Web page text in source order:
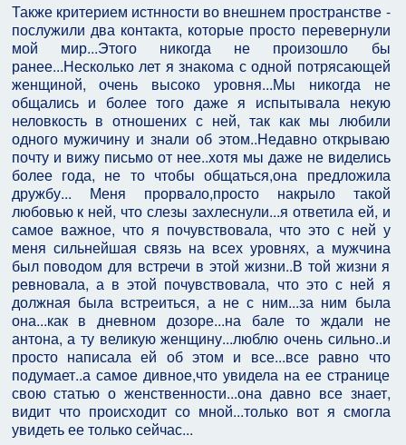
Также критерием истнности во внешнем пространстве -
послужили два контакта, которые просто перевернули
мой мир...Этого никогда не произошло бы
ранее...Несколько лет я знакома с одной потрясающей
женщиной, очень высоко уровня...Мы никогда не
общались и более того даже я испытывала некую
неловкость в отношених с ней, так как мы любили
одного мужичину и знали об этом..Недавно открываю
почту и вижу письмо от нее..хотя мы даже не виделись
более года, не то чтобы общаться,она предложила
дружбу... Меня прорвало,просто накрыло такой
любовью к ней, что слезы захлеснули...я ответила ей, и
самое важное, что я почувствовала, что это с ней у
меня сильнейшая связь на всех уровнях, а мужчина
был поводом для встречи в этой жизни..В той жизни я
ревновала, а в этой почувствовала, что это с ней я
должная была встреиться, а не с ним...за ним была
она...как в дневном дозоре...на бале то ждали не
антона, а ту великую женщину...люблю очень сильно..и
просто написала ей об этом и все...все равно что
подумает..а самое дивное,что увидела на ее странице
свою статью о женственности...она давно все знает,
видит что происходит со мной...только вот я смогла
увидеть ее только сейчас...